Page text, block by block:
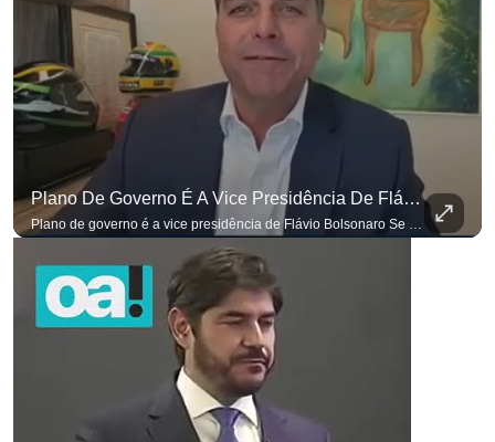
Plano De Governo É A Vice Presidência De Flávio Bolsonaro
Plano de governo é a vice presidência de Flávio Bolsonaro Se você busca informação com credibilidade, inscreva-se agora e ative o